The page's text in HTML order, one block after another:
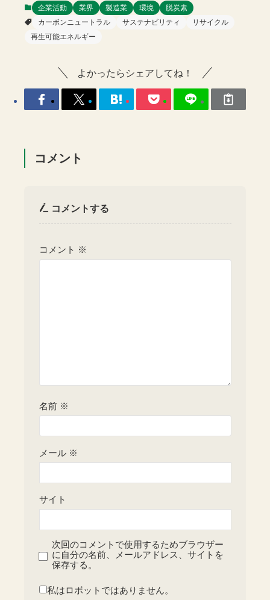
企業活動 業界 製造業 環境
脱炭素
カーボンニュートラル
サステナビリティ
リサイクル
再生可能エネルギー
よかったらシェアしてね！
コメント
コメントする
コメント ※
名前 ※
メール ※
サイト
次回のコメントで使用するためブラウザー
に自分の名前、メールアドレス、サイトを
保存する。
私はロボットではありません。